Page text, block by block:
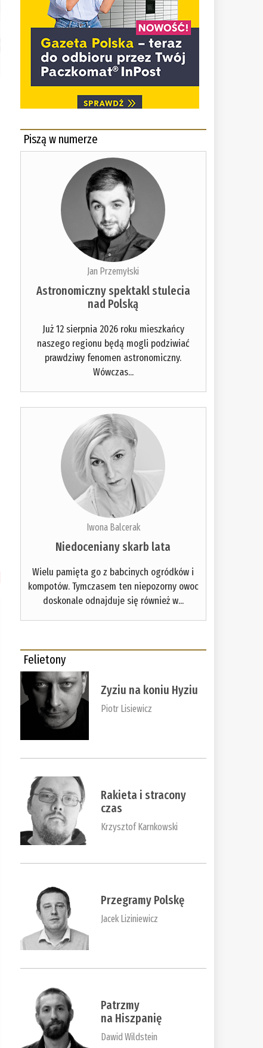
Piszą w numerze
Jan Przemyłski
Astronomiczny spektakl stulecia
nad Polską
Już 12 sierpnia 2026 roku mieszkańcy
naszego regionu będą mogli podziwiać
prawdziwy fenomen astronomiczny.
Wówczas...
Iwona Balcerak
Niedoceniany skarb lata
Wielu pamięta go z babcinych ogródków i
kompotów. Tymczasem ten niepozorny owoc
doskonale odnajduje się również w...
Felietony
Zyziu na koniu Hyziu
Piotr Lisiewicz
Rakieta i stracony
czas
Krzysztof Karnkowski
Przegramy Polskę
Jacek Liziniewicz
Patrzmy
na Hiszpanię
Dawid Wildstein